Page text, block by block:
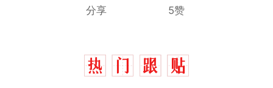
分享 5赞
热
制裁瓜子饺子，美国怕什